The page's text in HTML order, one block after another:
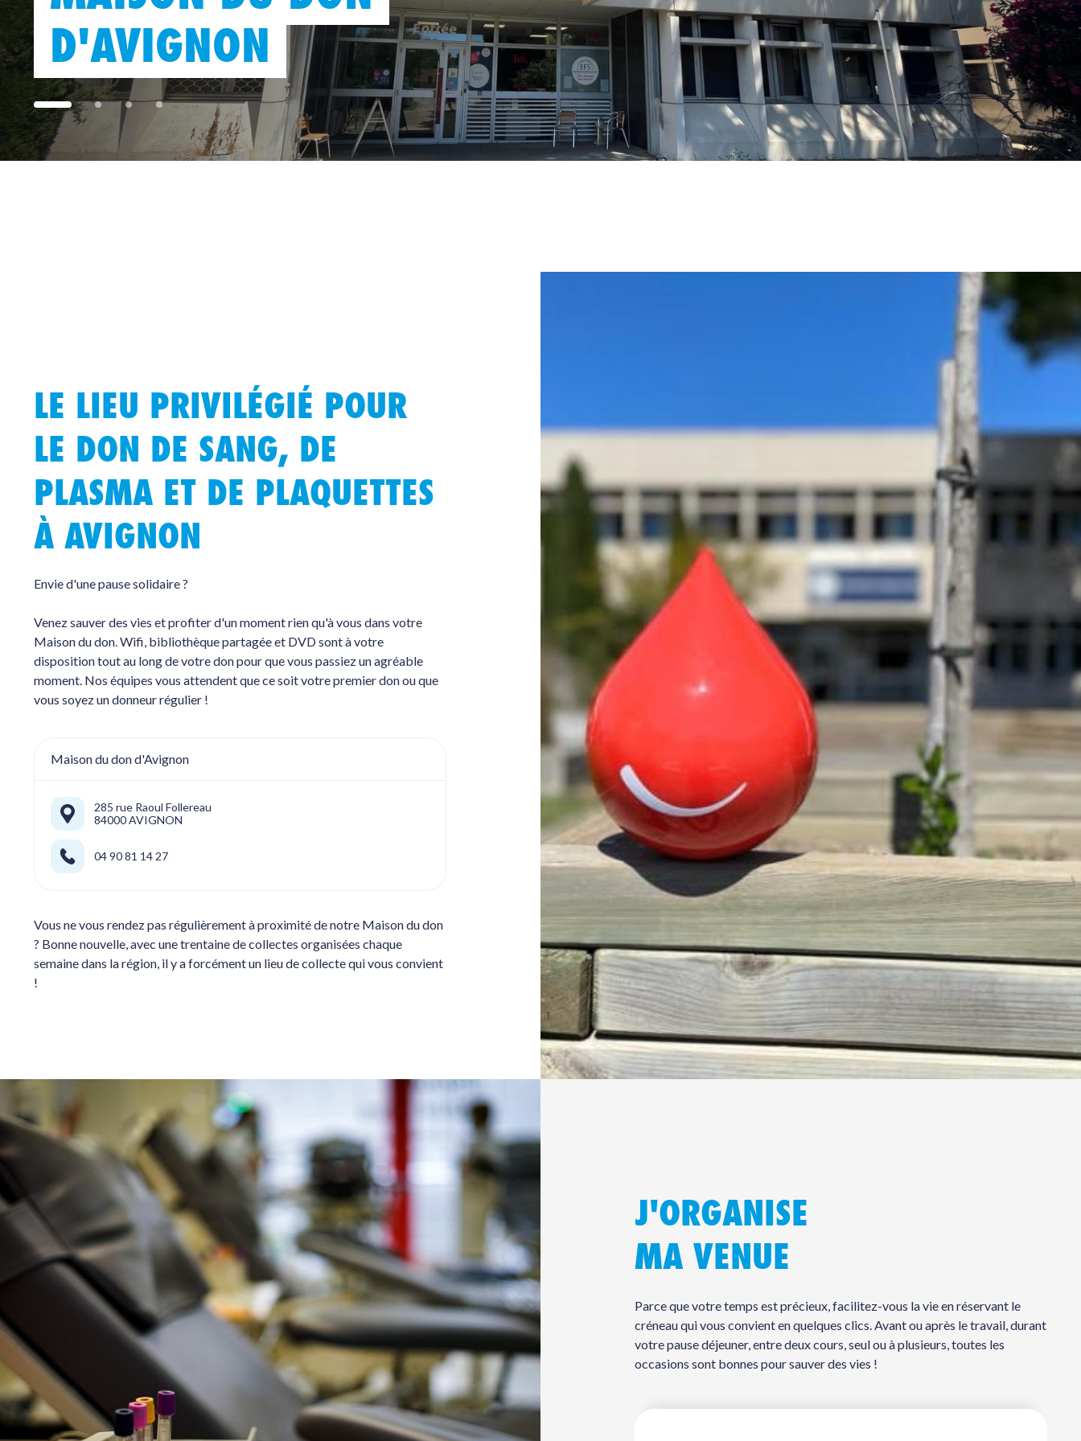
D'AVIGNON
LE LIEU PRIVILÉGIÉ POUR
LE DON DE SANG, DE
PLASMA ET DE PLAQUETTES
À AVIGNON
Envie d'une pause solidaire ?
Venez sauver des vies et profiter d'un moment rien qu'à vous dans votre
Maison du don. Wifi, bibliothèque partagée et DVD sont à votre
disposition tout au long de votre don pour que vous passiez un agréable
moment. Nos équipes vous attendent que ce soit votre premier don ou que
vous soyez un donneur régulier !
Maison du don d'Avignon
285 rue Raoul Follereau
84000 AVIGNON
04 90 81 14 27
Vous ne vous rendez pas régulièrement à proximité de notre Maison du don
? Bonne nouvelle, avec une trentaine de collectes organisées chaque
semaine dans la région, il y a forcément un lieu de collecte qui vous convient
!
J'ORGANISE
MA VENUE
Parce que votre temps est précieux, facilitez-vous la vie en réservant le
créneau qui vous convient en quelques clics. Avant ou après le travail, durant
votre pause déjeuner, entre deux cours, seul ou à plusieurs, toutes les
occasions sont bonnes pour sauver des vies !